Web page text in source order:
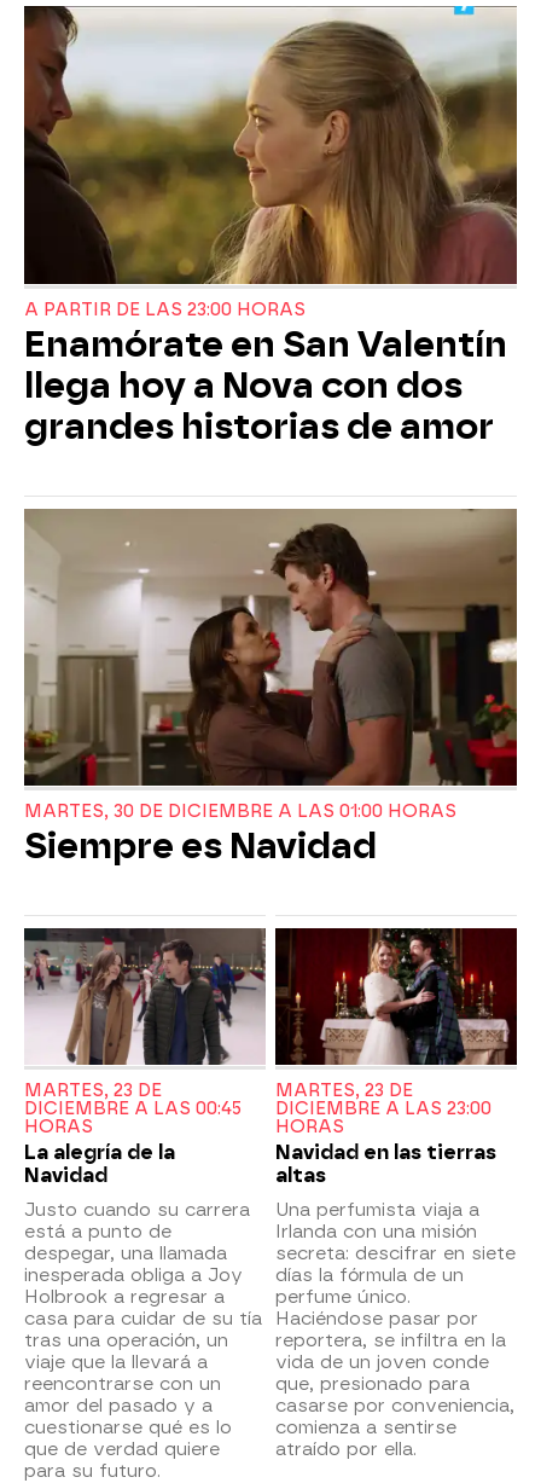
A PARTIR DE LAS 23:00 HORAS
Enamórate en San Valentín
llega hoy a Nova con dos
grandes historias de amor
MARTES, 30 DE DICIEMBRE A LAS 01:00 HORAS
Siempre es Navidad
MARTES, 23 DE
DICIEMBRE A LAS 00:45
HORAS
La alegría de la
Navidad
Justo cuando su carrera
está a punto de
despegar, una llamada
inesperada obliga a Joy
Holbrook a regresar a
casa para cuidar de su tía
tras una operación, un
viaje que la llevará a
reencontrarse con un
amor del pasado y a
cuestionarse qué es lo
que de verdad quiere
para su futuro.
MARTES, 23 DE
DICIEMBRE A LAS 23:00
HORAS
Navidad en las tierras
altas
Una perfumista viaja a
Irlanda con una misión
secreta: descifrar en siete
días la fórmula de un
perfume único.
Haciéndose pasar por
reportera, se infiltra en la
vida de un joven conde
que, presionado para
casarse por conveniencia,
comienza a sentirse
atraído por ella.